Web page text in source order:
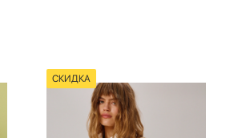
СКИДКА